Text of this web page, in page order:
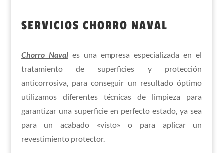
SERVICIOS CHORRO NAVAL
Chorro Navales una empresa especializada en el
tratamiento de superficies y protección
anticorrosiva, para conseguir un resultado óptimo
utilizamos diferentes técnicas de limpieza para
garantizar una superficie en perfecto estado, ya sea
para un acabado «visto» o para aplicar un
revestimiento protector.